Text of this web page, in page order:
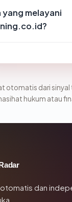
yang melayani
otomatis dari sinyal
hukum atau
dan